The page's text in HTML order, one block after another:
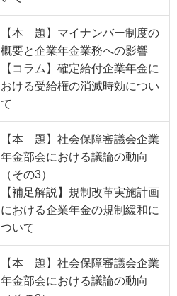
【本 題】マイナンバー制度の
概要と企業年金業務への影響
【コラム】確定給付企業年金に
おける受給権の消滅時効につい
て
【本 題】社会保障審議会企業
年金部会における議論の動向
（その3）
【補足解説】規制改革実施計画
における企業年金の規制緩和に
ついて
【本 題】社会保障審議会企業
年金部会における議論の動向